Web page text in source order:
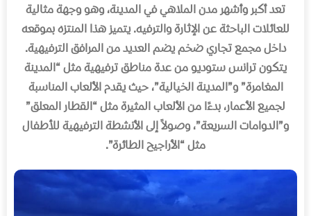
تعد أكبر وأشهر مدن الملاهي في المدينة، وهو وجهة مثالية
للعائلات الباحثة عن الإثارة والترفيه.يتميز هذا المنتزه بموقعه
داخل مجمع تجاري ضخم يضم العديد من المرافق الترفيهية.
يتكون ترانس ستوديو من عدة مناطق ترفيهية مثل“المدينة
المغامرة”و”المدينة الخيالية”، حيث يقدم الألعاب المناسبة
لجميع الأعمار، بدءًا من الألعاب المثيرة مثل“القطار المعلق”
و”الدوامات السريعة”، وصولاً إلى الأنشطة الترفيهية للأطفال
مثل“الأراجيح الطائرة”.